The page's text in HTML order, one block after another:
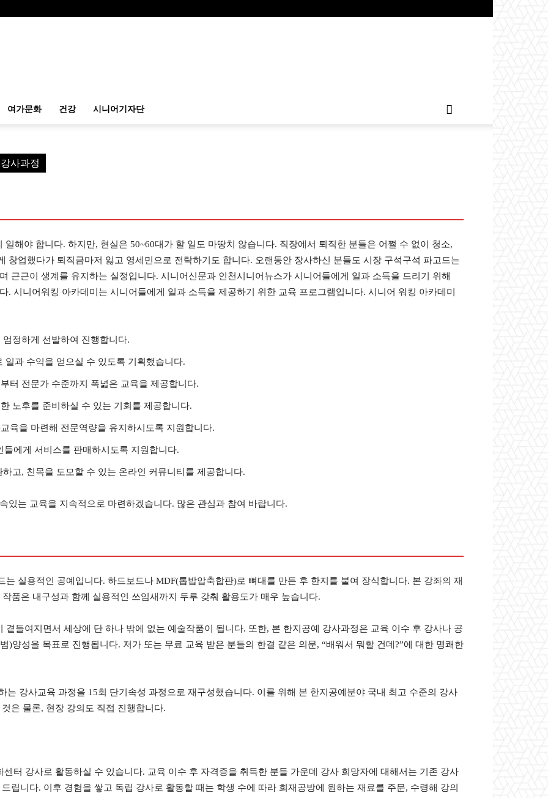
여가문화 건강 시니어기자단
사과정
해야 합니다. 하지만, 현실은 50~60대가 할 일도 마땅치 않습니다. 직장에서 퇴직한 분들은 어쩔 수 없이 청소,
창업했다가 퇴직금마저 잃고 영세민으로 전락하기도 합니다. 오랜동안 장사하신 분들도 시장 구석구석 파고드는
근근이 생계를 유지하는 실정입니다. 시니어신문과 인천시니어뉴스가 시니어들에게 일과 소득을 드리기 위해
시니어워킹 아카데미는 시니어들에게 일과 소득을 제공하기 위한 교육 프로그램입니다. 시니어 워킹 아카데미
정하게 선발하여 진행합니다.
과 수익을 얻으실 수 있도록 기획했습니다.
터 전문가 수준까지 폭넓은 교육을 제공합니다.
노후를 준비하실 수 있는 기회를 제공합니다.
육을 마련해 전문역량을 유지하시도록 지원합니다.
에게 서비스를 판매하시도록 지원합니다.
고, 친목을 도모할 수 있는 온라인 커뮤니티를 제공합니다.
있는 교육을 지속적으로 마련하겠습니다. 많은 관심과 참여 바랍니다.
실용적인 공예입니다. 하드보드나 MDF(톱밥압축합판)로 뼈대를 만든 후 한지를 붙여 장식합니다. 본 강좌의 재
품은 내구성과 함께 실용적인 쓰임새까지 두루 갖춰 활용도가 매우 높습니다.
들여지면서 세상에 단 하나 밖에 없는 예술작품이 됩니다. 또한, 본 한지공예 강사과정은 교육 이수 후 강사나 공
)양성을 목표로 진행됩니다. 저가 또는 무료 교육 받은 분들의 한결 같은 의문, “배워서 뭐할 건데?”에 대한 명쾌한
는 강사교육 과정을 15회 단기속성 과정으로 재구성했습니다. 이를 위해 본 한지공예분야 국내 최고 수준의 강사
은 물론, 현장 강의도 직접 진행합니다.
터 강사로 활동하실 수 있습니다. 교육 이수 후 자격증을 취득한 분들 가운데 강사 희망자에 대해서는 기존 강사
립니다. 이후 경험을 쌓고 독립 강사로 활동할 때는 학생 수에 따라 희재공방에 원하는 재료를 주문, 수령해 강의